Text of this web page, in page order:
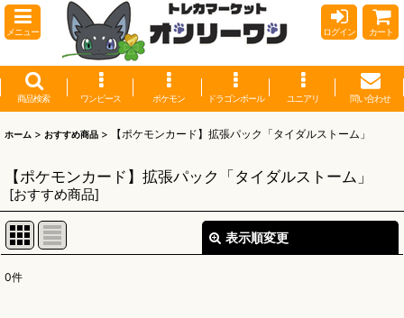
メニュー ログイン カート
商品検索 ワンピース ポケモン ドラゴンボール ユニアリ 問い合わせ
ホーム > おすすめ商品 > 【ポケモンカード】拡張パック「タイダルストーム」
【ポケモンカード】拡張パック「タイダルストーム」
[おすすめ商品]
表示順変更
0件